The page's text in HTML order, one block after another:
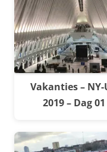
Vakanties – NY-
2019 – Dag 01